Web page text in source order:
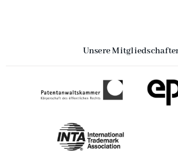
Unsere